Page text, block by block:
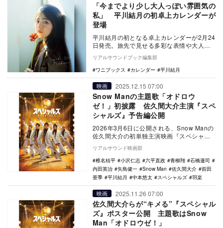
「今までより少し大人っぽい雰囲気の
私」 平川結月の初卓上カレンダーが
登場
平川結月の初となる卓上カレンダーが2月24
日発売。旅先で見せる多彩な表情や大人っ
ぽい姿を収録。本人の直筆コメントも添え
られた一冊…
リアルサウンドブック編集部
ワニブックス
カレンダー 平川結月
映画 2025.12.15 07:00
Snow Manの主題歌「オドロウ
ゼ！」初披露 佐久間大介主演『スペ
シャルズ』予告編公開
2026年3月6日に公開される、Snow Manの
佐久間大介の初単独主演映画『スペシャル
ズ』の予告編が公開された。 本作は、…
リアルサウンド映画部
椎名桔平
小沢仁志 六平直政 青柳翔
石橋蓮司
内田英治
矢島健一 Snow Man 佐久間大介
前田
亜季
平川結月 中本悠太 スペシャルズ 羽楽
映画 2025.11.26 07:00
佐久間大介らが“キメる”『スペシャル
ズ』ポスター公開 主題歌はSnow
Man「オドロウゼ！」